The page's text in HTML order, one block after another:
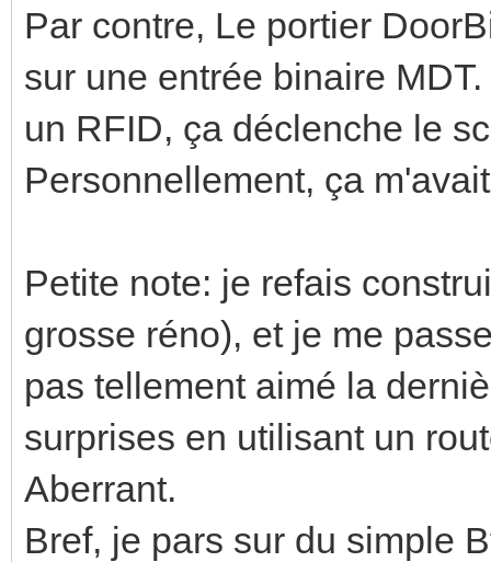
Par contre, Le portier
sur une entrée binaire
un RFID, ça déclenche le
Personnellement, ça
Petite note: je refais
grosse réno), et je me
pas tellement aimé la
surprises en utilisant un
Aberrant.
Bref, je pars sur du simple